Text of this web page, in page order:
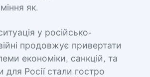
як.
у російсько-
продовжує привертати
економіки, санкцій, та
для Росії стали гостро